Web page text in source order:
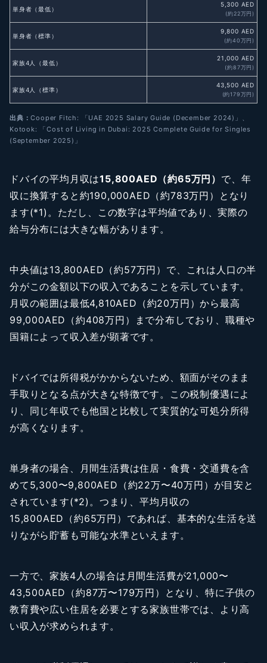
単身者（最低）
5,300 AED
(約22万円)
単身者（標準）
9,800 AED
(約40万円)
家族4人（最低）
21,000 AED
(約87万円)
家族4人（標準）
43,500 AED
(約179万円)
出典：Cooper Fitch: 「UAE 2025 Salary Guide (December 2024)」、
Kotook: 「Cost of Living in Dubai: 2025 Complete Guide for Singles
(September 2025)」
ドバイの平均月収は15,800AED（約65万円） で、年
収に換算すると約190,000AED（約783万円）となり
ます(*1)。ただし、この数字は平均値であり、実際の
給与分布には大きな幅があります。
中央値は13,800AED（約57万円）で、これは人口の半
分がこの金額以下の収入であることを示しています。
月収の範囲は最低4,810AED（約20万円）から最高
99,000AED（約408万円）まで分布しており、職種や
国籍によって収入差が顕著です。
ドバイでは所得税がかからないため、額面がそのまま
手取りとなる点が大きな特徴です。この税制優遇によ
り、同じ年収でも他国と比較して実質的な可処分所得
が高くなります。
単身者の場合、月間生活費は住居・食費・交通費を含
めて5,300〜9,800AED（約22万〜40万円）が目安と
されています(*2)。つまり、平均月収の
15,800AED（約65万円）であれば、基本的な生活を送
りながら貯蓄も可能な水準といえます。
一方で、家族4人の場合は月間生活費が21,000〜
43,500AED（約87万〜179万円）となり、特に子供の
教育費や広い住居を必要とする家族世帯では、より高
い収入が求められます。